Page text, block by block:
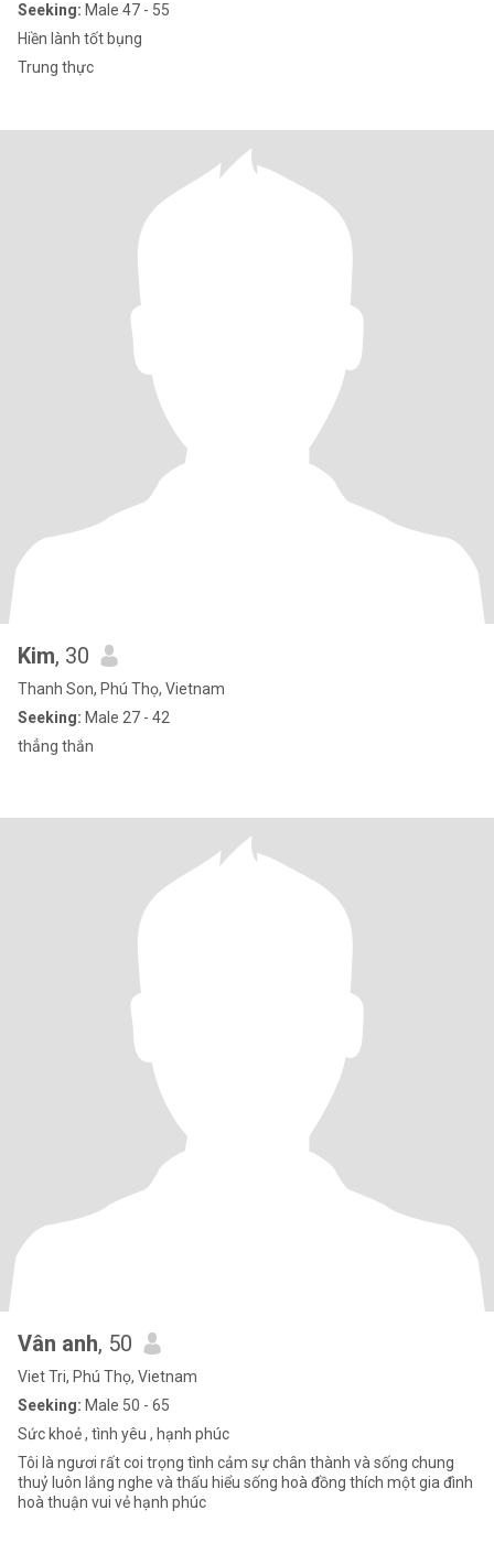
Seeking: Male 47 - 55
Hiền lành tốt bụng
Trung thực
Kim, 30
Thanh Son, Phú Thọ, Vietnam
Seeking: Male 27 - 42
thẳng thắn
Vân anh, 50
Viet Tri, Phú Thọ, Vietnam
Seeking: Male 50 - 65
Sức khoẻ , tình yêu , hạnh phúc
Tôi là ngươi rất coi trọng tình cảm sự chân thành và sống chung
thuỷ luôn lắng nghe và thấu hiểu sống hoà đồng thích một gia đình
hoà thuận vui vẻ hạnh phúc